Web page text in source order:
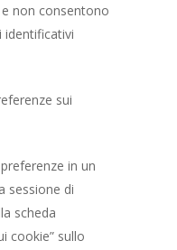
non consentono
identificativi
sui
in un
sessione di
scheda
cookie” sullo